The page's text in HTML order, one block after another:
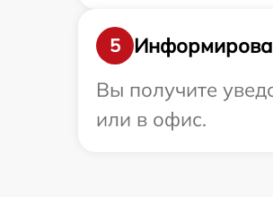
5
Вы получите
или в офис.